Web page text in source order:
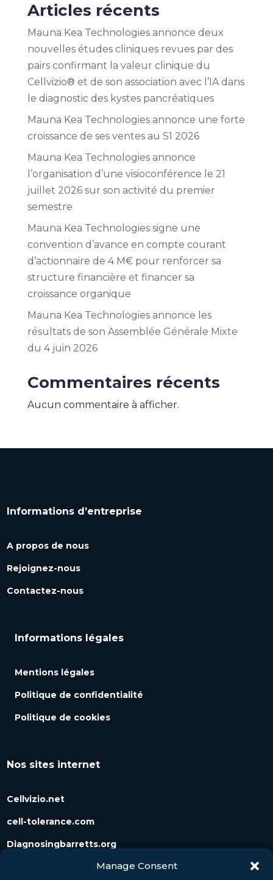
Manage Consent
Articles récents
Mauna Kea Technologies annonce deux
nouvelles études cliniques revues par des
pairs confirmant la valeur clinique du
Cellvizio® et de son association avec l’IA dans
le diagnostic des kystes pancréatiques
Mauna Kea Technologies annonce une forte
croissance de ses ventes au S1 2026
Mauna Kea Technologies annonce
l’organisation d’une visioconférence le 21
juillet 2026 sur son activité du premier
semestre
Mauna Kea Technologies signe une
convention d’avance en compte courant
d’actionnaire de 4 M€ pour renforcer sa
structure financière et financer sa
croissance organique
Mauna Kea Technologies annonce les
résultats de son Assemblée Générale Mixte
du 4 juin 2026
Commentaires récents
Aucun commentaire à afficher.
Informations d’entreprise
A propos de nous
Rejoignez-nous
Contactez-nous
Informations légales
Mentions légales
Politique de confidentialité
Politique de cookies
Nos sites internet
Cellvizio.net
cell-tolerance.com
Diagnosingbarretts.org
Diagnosingpancreaticcysts.org